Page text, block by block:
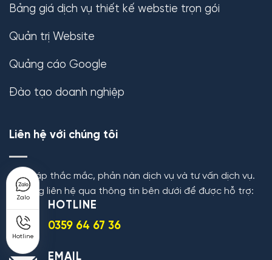
Zalo
Hotline
Bảng giá dịch vụ thiết kế webstie trọn gói
Quản trị Website
Quảng cáo Google
Đào tạo doanh nghiệp
Liên hệ với chúng tôi
Giải đáp thắc mắc, phản nàn dịch vụ và tư vấn dịch vụ.
Vui lòng liên hệ qua thông tin bên dưới để được hỗ trợ:
HOTLINE
0359 64 67 36
EMAIL